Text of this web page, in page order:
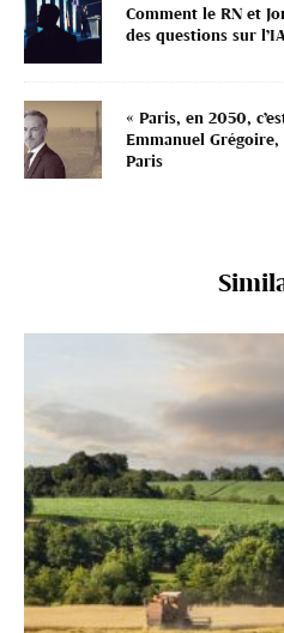
Comment le RN et
des questions sur l’IA
« Paris, en 2050,
Emmanuel
Paris